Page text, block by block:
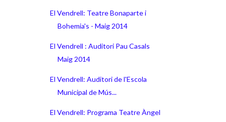
El Vendrell: Teatre Bonaparte i
Bohemia's - Maig 2014
El Vendrell : Auditori Pau Casals
Maig 2014
El Vendrell: Auditori de l'Escola
Municipal de Mús...
El Vendrell: Programa Teatre Àngel